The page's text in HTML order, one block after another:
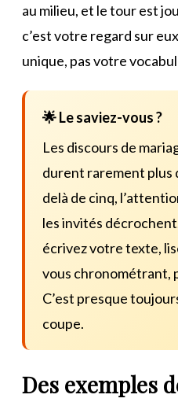
au milieu, et le tour est
c’est votre regard sur
unique, pas votre
🌟 Le saviez-vous ?
Les discours de
durent rarement plus
delà de cinq,
les invités
écrivez votre texte,
vous chronométrant,
C’est presque
coupe.
Des exemples